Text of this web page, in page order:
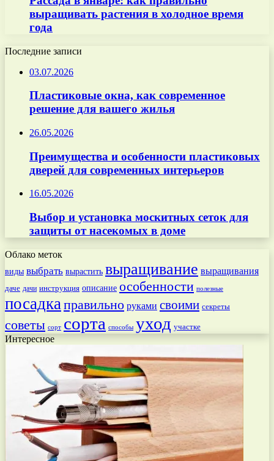
выращивать растения в холодное время
года
Последние записи
03.07.2026
Пластиковые окна, как современное
решение для вашего жилья
26.05.2026
Преимущества и особенности пластиковых
дверей для современных интерьеров
16.05.2026
Выбор и установка москитных сеток для
защиты от насекомых в доме
Облако меток
виды выбрать вырастить выращивание выращивания
даче дачи инструкция описание особенности полезные
посадка правильно руками своими секреты
советы сорт сорта способы уход участке
Интересное